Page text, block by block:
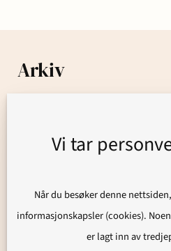
Arkiv
2025
Vi tar
Når du besøker denne
informasjonskapsler (cookies).
er lagt inn av